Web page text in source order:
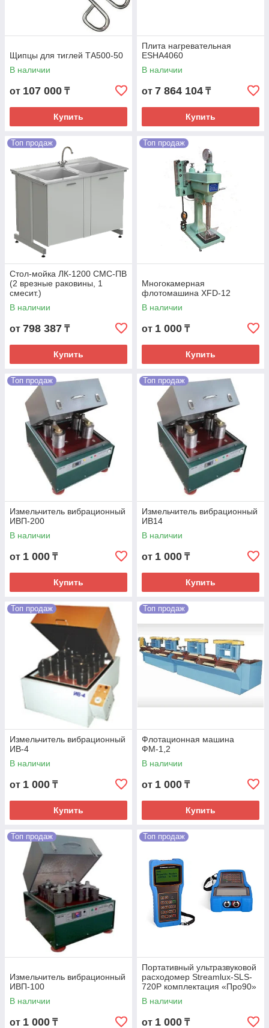
Щипцы для тиглей ТА500-50
В наличии
от 107 000 ₸
Купить
Плита нагревательная
ESHA4060
В наличии
от 7 864 104 ₸
Купить
Топ продаж
Стол-мойка ЛК-1200 СМС-ПВ
(2 врезные раковины, 1
смесит.)
В наличии
от 798 387 ₸
Купить
Топ продаж
Многокамерная
флотомашина XFD-12
В наличии
от 1 000 ₸
Купить
Топ продаж
Измельчитель вибрационный
ИВП-200
В наличии
от 1 000 ₸
Купить
Топ продаж
Измельчитель вибрационный
ИВ14
В наличии
от 1 000 ₸
Купить
Топ продаж
Измельчитель вибрационный
ИВ-4
В наличии
от 1 000 ₸
Купить
Топ продаж
Флотационная машина
ФМ-1,2
В наличии
от 1 000 ₸
Купить
Топ продаж
Измельчитель вибрационный
ИВП-100
В наличии
от 1 000 ₸
Топ продаж
Портативный ультразвуковой
расходомер Streamlux-SLS-
720P комплектация «Про90»
В наличии
от 1 000 ₸